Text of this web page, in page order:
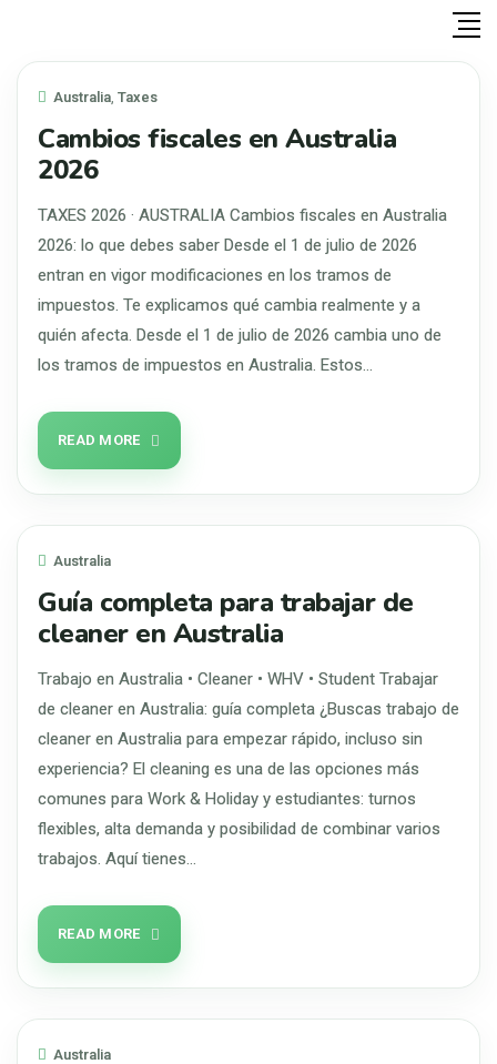
Australia, Taxes
Cambios fiscales en Australia
2026
TAXES 2026 · AUSTRALIA Cambios fiscales en Australia
2026: lo que debes saber Desde el 1 de julio de 2026
entran en vigor modificaciones en los tramos de
impuestos. Te explicamos qué cambia realmente y a
quién afecta. Desde el 1 de julio de 2026 cambia uno de
los tramos de impuestos en Australia. Estos…
READ MORE
Australia
Guía completa para trabajar de
cleaner en Australia
Trabajo en Australia • Cleaner • WHV • Student Trabajar
de cleaner en Australia: guía completa ¿Buscas trabajo de
cleaner en Australia para empezar rápido, incluso sin
experiencia? El cleaning es una de las opciones más
comunes para Work & Holiday y estudiantes: turnos
flexibles, alta demanda y posibilidad de combinar varios
trabajos. Aquí tienes…
READ MORE
Australia